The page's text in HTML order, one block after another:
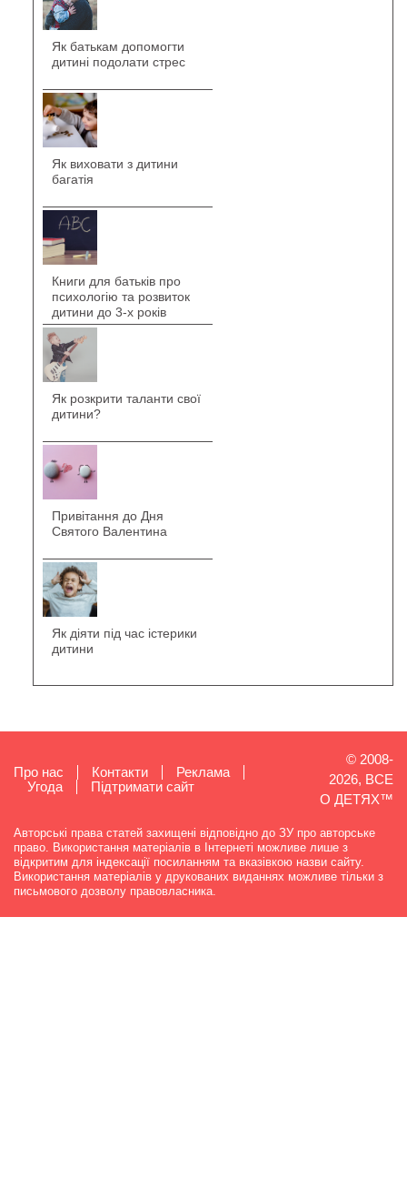
Як батькам допомогти
дитині подолати стрес
Як виховати з дитини
багатія
Книги для батьків про
психологію та розвиток
дитини до 3-х років
Як розкрити таланти свої
дитини?
Привітання до Дня
Святого Валентина
Як діяти під час істерики
дитини
Про нас Контакти
Реклама
Угода
Підтримати сайт
© 2008-
2026, ВСЕ
О ДЕТЯХ™
Авторські права статей захищені відповідно до ЗУ про авторське
право. Використання матеріалів в Інтернеті можливе лише з
відкритим для індексації посиланням та вказівкою назви сайту.
Використання матеріалів у друкованих виданнях можливе тільки з
письмового дозволу правовласника.